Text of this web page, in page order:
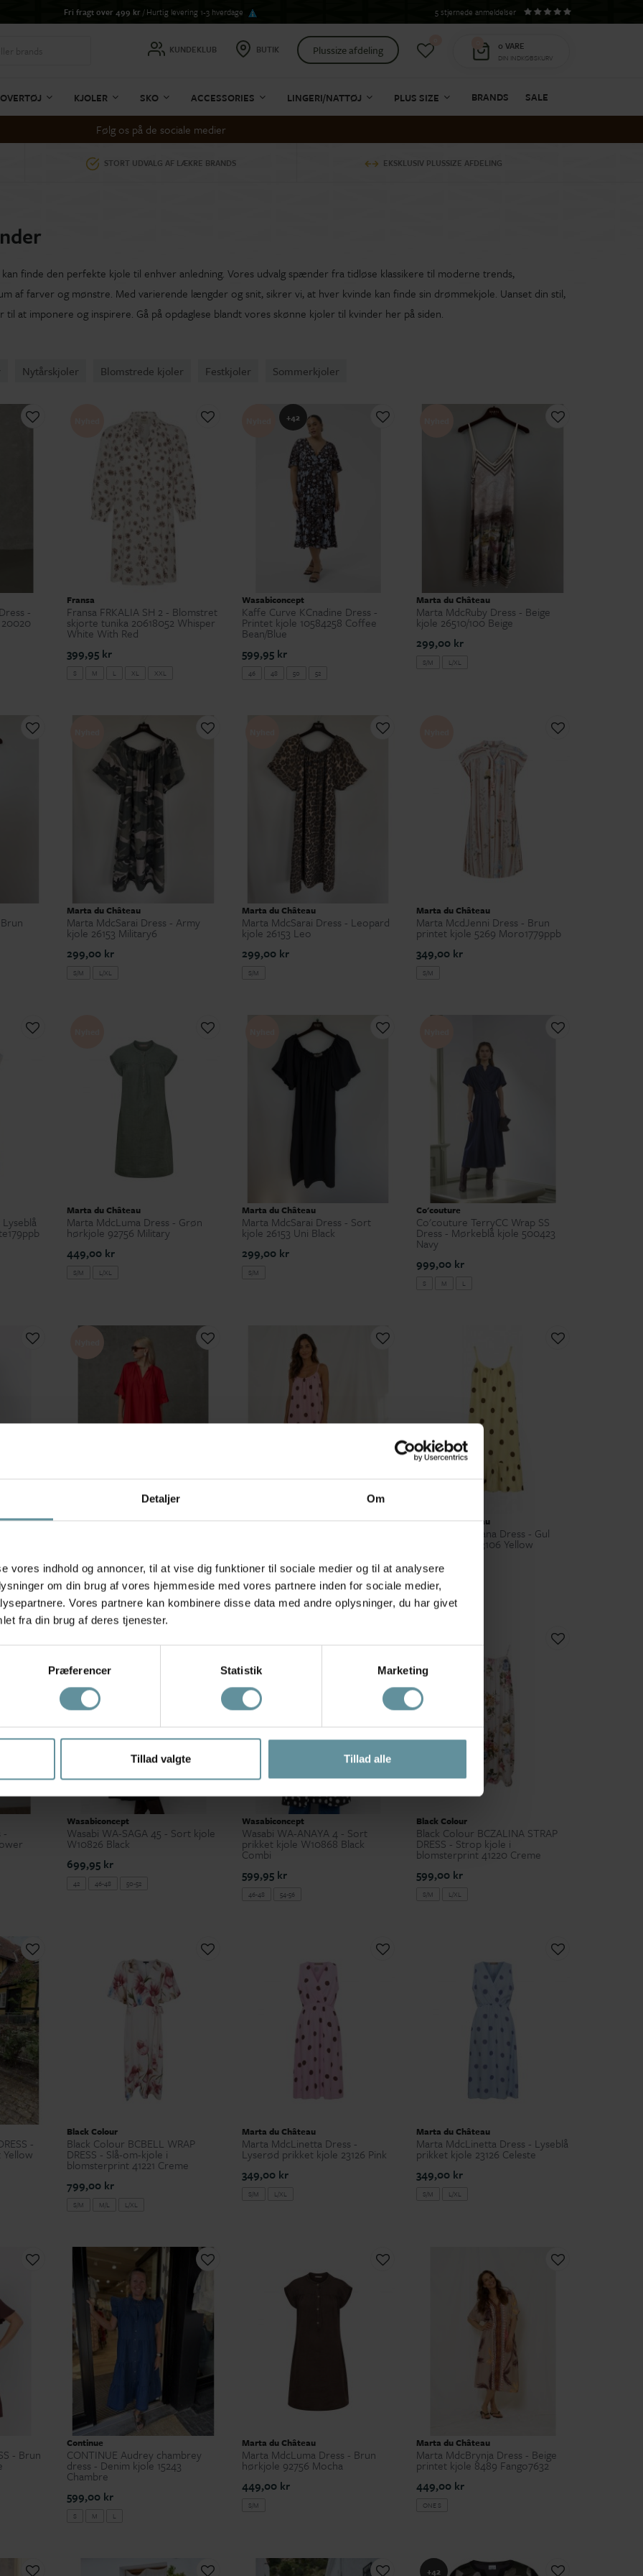
Detaljer Om
vores indhold og annoncer, til at vise dig funktioner til sociale medier og til at analysere
om din brug af vores hjemmeside med vores partnere inden for sociale medier,
Vores partnere kan kombinere disse data med andre oplysninger, du har givet
fra din brug af deres tjenester.
Præferencer Statistik Marketing
Tillad valgte Tillad alle
Fri fragt over 499 kr/ Hurtig levering 1-3 hverdage 5 stjernede anmeldelser
0 VARE
DIN INDKØBSKURV
KUNDEKLUB BUTIK Plussize afdeling
OVERTØJ KJOLER SKO ACCESSORIES LINGERI/NATTØJ PLUS SIZE BRANDS SALE
Følg os på de sociale medier
STORT UDVALG AF LÆKRE BRANDS EKSKLUSIV PLUSSIZE AFDELING
finde den perfekte kjole til enhver anledning. Vores udvalg spænder fra tidløse klassikere til moderne trends,
af farver og mønstre. Med varierende længder og snit, sikrer vi, at hver kvinde kan finde sin drømmekjole. Uanset din stil,
til at imponere og inspirere. Gå på opdaglese blandt vores skønne kjoler til kvinder her på siden.
Nytårskjoler Blomstrede kjoler Festkjoler Sommerkjoler
-
Fransa
Fransa FRKALIA SH 2 - Blomstret
skjorte tunika 20618052 Whisper
White With Red
399,95 kr
S M XL XXL
+42
Wasabiconcept
Kaffe Curve KCnadine Dress -
Printet kjole 10584258 Coffee
Bean/Blue
599,95 kr
46 48 50 52
Marta du Château
Marta MdcRuby Dress - Beige
kjole 26510/100 Beige
299,00 kr
S/M L/XL
Marta du Château
Marta MdcSarai Dress - Army
kjole 26153 Military6
299,00 kr
S/M L/XL
Marta du Château
Marta MdcSarai Dress - Leopard
kjole 26153 Leo
299,00 kr
S/M
Marta du Château
Marta McdJenni Dress - Brun
printet kjole 5269 Moro1779ppb
349,00 kr
S/M
Marta du Château
Marta MdcLuma Dress - Grøn
hørkjole 92756 Military
449,00 kr
S/M L/XL
Marta du Château
Marta MdcSarai Dress - Sort
kjole 26153 Uni Black
299,00 kr
S/M
Co'couture
Co'couture TerryCC Wrap SS
Dress - Mørkeblå kjole 500423
Navy
999,00 kr
S M L
Love & Divine
800,00 kr
M L
Marta du Château
299,00 kr
S/M
Marta du Château
Marta MdcLuliana Dress - Gul
prikket kjole 23106 Yellow
299,00 kr
S/M
-
Wasabiconcept
Wasabi WA-SAGA 45 - Sort kjole
W10826 Black
699,95 kr
42 46-48 50-52
Wasabiconcept
Wasabi WA-ANAYA 4 - Sort
prikket kjole W10868 Black
Combi
599,95 kr
46-48 54-56
Black Colour
Black Colour BCZALINA STRAP
DRESS - Strop kjole i
blomsterprint 41220 Creme
599,00 kr
S/M L/XL
-
Black Colour
Black Colour BCBELL WRAP
DRESS - Slå-om-kjole i
blomsterprint 41221 Creme
799,00 kr
S/M M/L L/XL
Marta du Château
Marta MdcLinetta Dress -
Lyserød prikket kjole 23126 Pink
349,00 kr
S/M L/XL
Marta du Château
Marta MdcLinetta Dress - Lyseblå
prikket kjole 23126 Celeste
349,00 kr
S/M L/XL
- Brun
Continue
CONTINUE Audrey chambrey
dress - Denim kjole 15243
Chambre
599,00 kr
S M
Marta du Château
Marta MdcLuma Dress - Brun
hørkjole 92756 Mocha
449,00 kr
S/M
Marta du Château
Marta MdcBrynja Dress - Beige
printet kjole 8489 Fango7632
449,00 kr
ONE S
+42